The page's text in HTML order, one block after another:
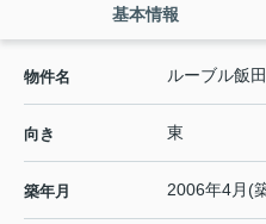
基本情報
物件名 ルーブル飯
向き 東
築年月 2006年4月(